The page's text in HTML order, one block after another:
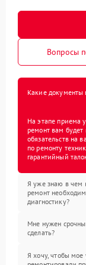
Вопросы
Какие документы
На этапе приема
ремонт вам будет
обязательств на
по ремонту
гарантийный
Я уже знаю в чем
ремонт
диагностику?
Мне нужен
сделать?
Я хочу, чтобы мое